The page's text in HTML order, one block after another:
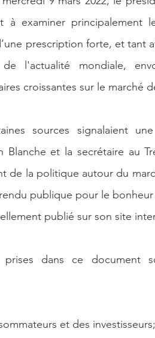
à examiner principalement
prescription forte, et tant
l'actualité mondiale,
croissantes sur le marché
sources signalaient
Blanche et la secrétaire au
de la politique autour du
publique pour le
publié sur son site
prises dans ce document
et des investisseurs;